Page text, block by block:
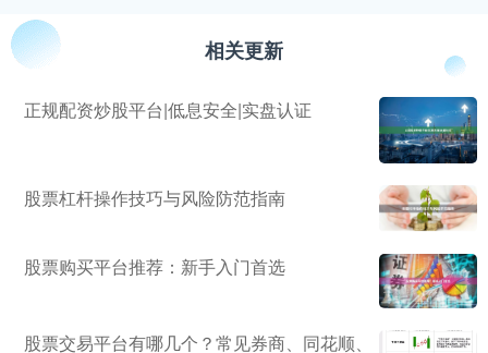
相关更新
正规配资炒股平台|低息安全|实盘认证
股票杠杆操作技巧与风险防范指南
股票购买平台推荐：新手入门首选
股票交易平台有哪几个？常见券商、同花顺、